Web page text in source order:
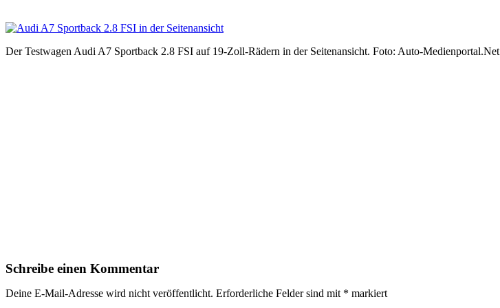
Der Testwagen Audi A7 Sportback 2.8 FSI auf 19-Zoll-Rädern in der Seitenansicht. Foto: Auto-Medienportal.Net
Schreibe einen Kommentar
Deine E-Mail-Adresse wird nicht veröffentlicht. Erforderliche Felder sind mit * markiert